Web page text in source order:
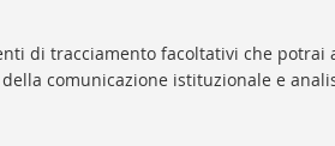
di tracciamento facoltativi che potrai
comunicazione istituzionale e